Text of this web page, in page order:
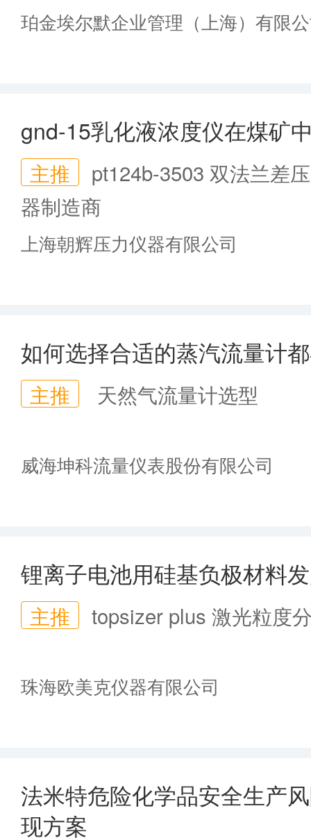
珀金埃尔默企业管理（上海）有限
gnd-15乳化液浓度仪在煤矿
主推
pt124b-3503 双法兰差
器制造商
上海朝辉压力仪器有限公司
如何选择合适的蒸汽流量计
主推 天然气流量计选型
威海坤科流量仪表股份有限公司
锂离子电池用硅基负极材料
主推 topsizer plus 激光粒度
珠海欧美克仪器有限公司
法米特危险化学品安全生产
现方案